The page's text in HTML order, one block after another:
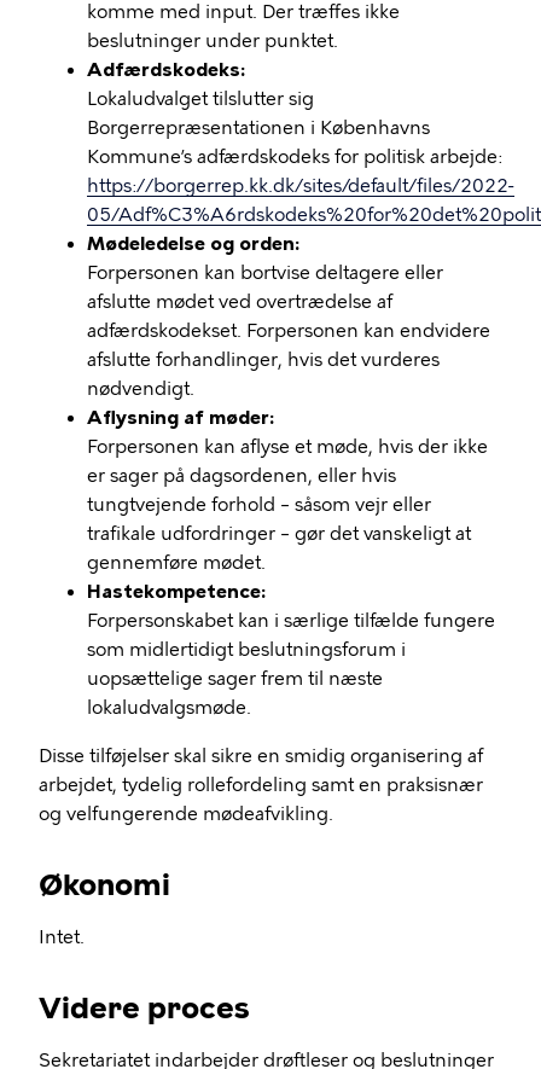
komme med input. Der træffes ikke
beslutninger under punktet.
Adfærdskodeks:
Lokaludvalget tilslutter sig
Borgerrepræsentationen i Københavns
Kommune’s adfærdskodeks for politisk arbejde:
https://borgerrep.kk.dk/sites/default/files/2022-
05/
Mødeledelse og orden:
Forpersonen kan bortvise deltagere eller
afslutte mødet ved overtrædelse af
adfærdskodekset. Forpersonen kan endvidere
afslutte forhandlinger, hvis det vurderes
nødvendigt.
Aflysning af møder:
Forpersonen kan aflyse et møde, hvis der ikke
er sager på dagsordenen, eller hvis
tungtvejende forhold – såsom vejr eller
trafikale udfordringer – gør det vanskeligt at
gennemføre mødet.
Hastekompetence:
Forpersonskabet kan i særlige tilfælde fungere
som midlertidigt beslutningsforum i
uopsættelige sager frem til næste
lokaludvalgsmøde.
Disse tilføjelser skal sikre en smidig organisering af
arbejdet, tydelig rollefordeling samt en praksisnær
og velfungerende mødeafvikling.
Økonomi
Intet.
Videre proces
Sekretariatet indarbejder drøftleser og beslutninger